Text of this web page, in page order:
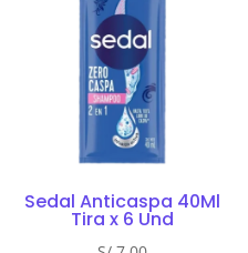
Sedal Anticaspa 40Ml
Tira x 6 Und